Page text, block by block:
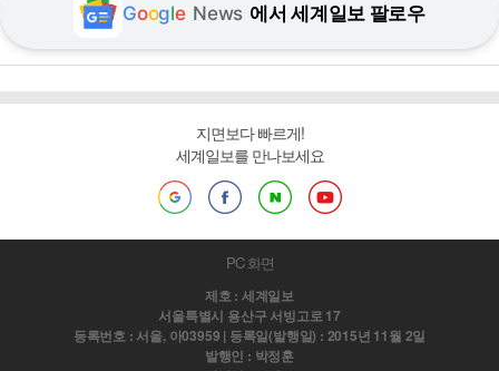
Google News 에서 세계일보 팔로우
지면보다 빠르게!
세계일보를 만나보세요
PC 화면
제호 : 세계일보
서울특별시 용산구 서빙고로 17
등록번호 : 서울, 아03959 | 등록일(발행일) : 2015년 11월 2일
발행인 : 박정훈